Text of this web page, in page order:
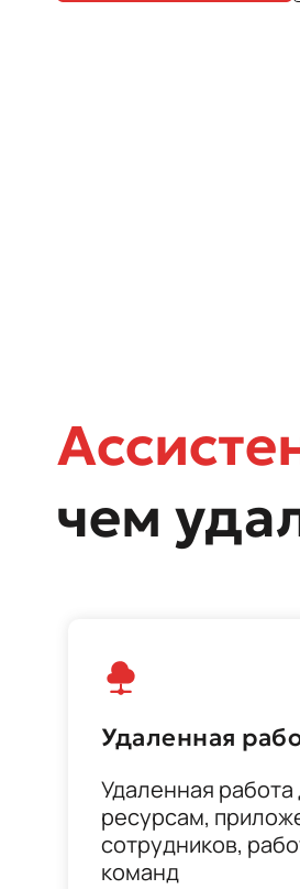
чем
Удаленная
Удаленная
ресурсам,
сотрудников,
команд